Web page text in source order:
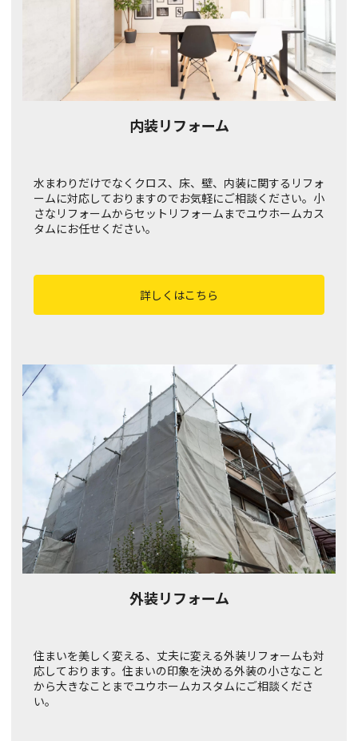
内装リフォーム
水まわりだけでなくクロス、床、壁、内装に関するリフォ
ームに対応しておりますのでお気軽にご相談ください。小
さなリフォームからセットリフォームまでユウホームカス
タムにお任せください。
詳しくはこちら
外装リフォーム
住まいを美しく変える、丈夫に変える外装リフォームも対
応しております。住まいの印象を決める外装の小さなこと
から大きなことまでユウホームカスタムにご相談くださ
い。